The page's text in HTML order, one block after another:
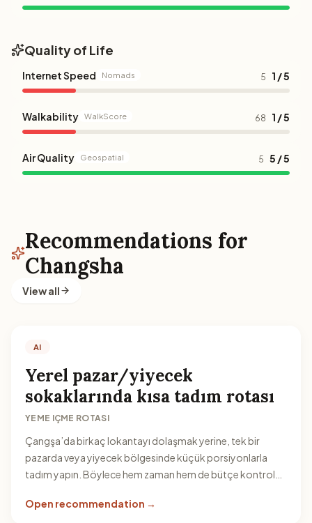
Quality of Life
Internet Speed Nomads 5 1 / 5
Walkability WalkScore 68 1 / 5
Air Quality Geospatial 5 5 / 5
Recommendations for
Changsha
View all
AI
Yerel pazar/yiyecek
sokaklarında kısa tadım rotası
YEME IÇME ROTASI
Çangşa’da birkaç lokantayı dolaşmak yerine, tek bir
pazarda veya yiyecek bölgesinde küçük porsiyonlarla
tadım yapın. Böylece hem zaman hem de bütçe kontrolü
Open recommendation →